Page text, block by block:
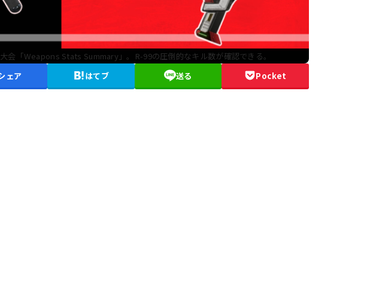
会「Weapons Stats Summary」。R-99の圧倒的なキル数が確認できる。
ェア はてブ 送る Pocket